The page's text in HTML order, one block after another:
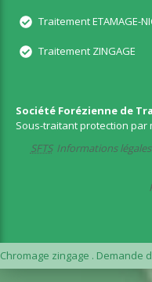
Traitement ETAMAGE-
Traitement ZINGAGE
Société Forézienne de
Sous-traitant protection par
SFTS Informations légales
Chromage zingage . Demande